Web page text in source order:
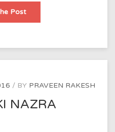
PostHINDU
ROTI
BY PRAVEEN RAKESH
NAZRA